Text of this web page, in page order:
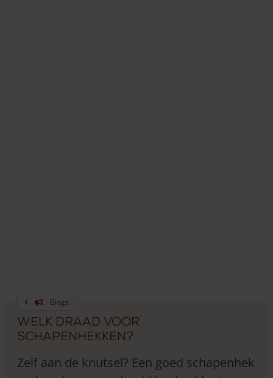
Blogs
Welk draad voor
schapenhekken?
Zelf aan de knutsel? Een goed schapenhek